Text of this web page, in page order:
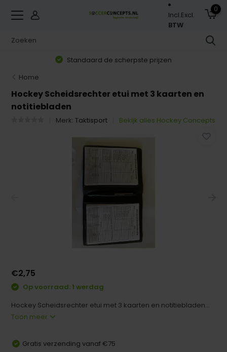
Incl.Excl.
BTW
0
Standaard de scherpste prijzen
Home
Hockey Scheidsrechter etui met 3 kaarten en
notitiebladen
Merk:Taktisport Bekijk alles Hockey Concepts
€2,75
Op voorraad: 1 werdag
Hockey Scheidsrechter etui met 3 kaarten en notitiebladen...
Toon meer
Gratis verzending vanaf €75